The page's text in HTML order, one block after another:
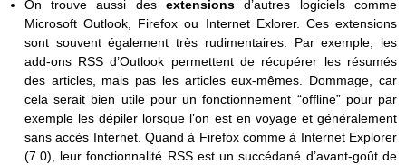
On trouve aussi desextensions d’autres logiciels comme
Microsoft Outlook, Firefox ou Internet Exlorer. Ces extensions
sont souvent également très rudimentaires. Par exemple, les
add-ons RSS d’Outlook permettent de récupérer les résumés
des articles, mais pas les articles eux-mêmes. Dommage, car
cela serait bien utile pour un fonctionnement “offline” pour par
exemple les dépiler lorsque l’on est en voyage et généralement
sans accès Internet. Quand à Firefox comme à Internet Explorer
(7.0), leur fonctionnalité RSS est un succédané d’avant-goût de